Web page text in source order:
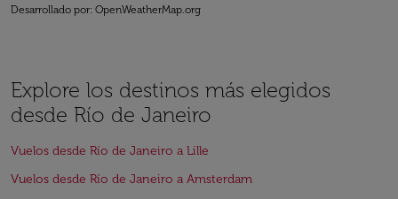
Desarrollado por: OpenWeatherMap.org
Explore los destinos más elegidos
desde Río de Janeiro
Vuelos desde Río de Janeiro a Lille
Vuelos desde Río de Janeiro a Amsterdam